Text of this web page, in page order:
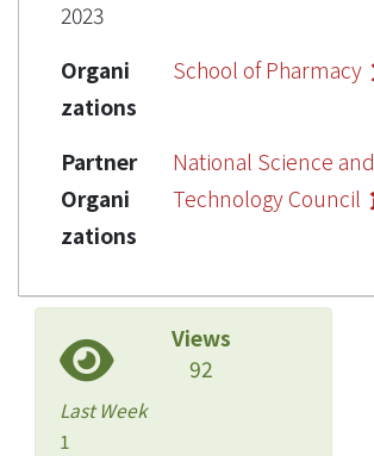
2023
Organi
zations
School of Pharmacy
Partner
Organi
zations
National Science and
Technology Council
Views
92
Last Week
1